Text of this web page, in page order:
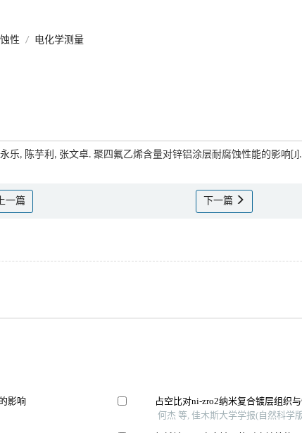
性 / 电化学测量
乐, 陈芋利, 张文卓. 聚四氟乙烯含量对锌铝涂层耐腐蚀性能的影响[J].
一篇 下一篇